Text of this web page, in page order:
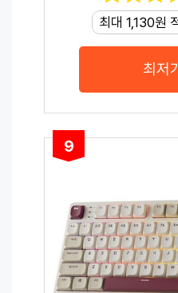
최대 1,130원
최저
9